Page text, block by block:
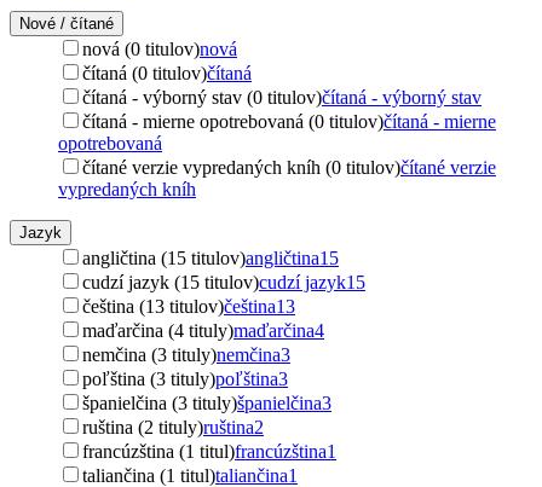
Nové / čítané
nová (0 titulov)nová
čítaná (0 titulov)čítaná
čítaná - výborný stav (0 titulov)čítaná - výborný stav
čítaná - mierne opotrebovaná (0 titulov)čítaná - mierne
opotrebovaná
čítané verzie vypredaných kníh (0 titulov)čítané verzie
vypredaných kníh
Jazyk
angličtina (15 titulov)angličtina15
cudzí jazyk (15 titulov)cudzí jazyk15
čeština (13 titulov)čeština13
maďarčina (4 tituly)maďarčina4
nemčina (3 tituly)nemčina3
poľština (3 tituly)poľština3
španielčina (3 tituly)španielčina3
ruština (2 tituly)ruština2
francúzština (1 titul)francúzština1
taliančina (1 titul)taliančina1